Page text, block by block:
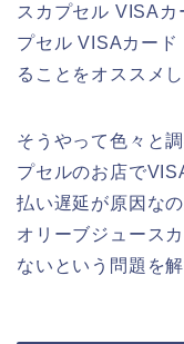
スカプセル VISA
プセル VISAカー
ることをオススメし
そうやって色々と
プセルのお店で
払い遅延が原因な
オリーブジュース
ないという問題を